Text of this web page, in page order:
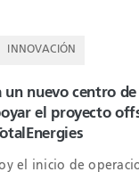
INNOVACIÓN
un nuevo centro
el proyecto
el inicio de